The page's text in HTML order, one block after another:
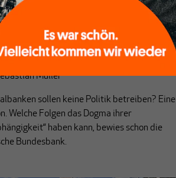
der Gegenreform
Müller
sollen keine Politik betreiben? Eine
Welche Folgen das Dogma ihrer
haben kann, bewies schon die
Bundesbank.